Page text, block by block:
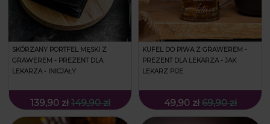
SKÓRZANY PORTFEL MĘSKI Z
GRAWEREM - PREZENT DLA
LEKARZA - INICJAŁY
139,90 zł 149,90 zł
KUFEL DO PIWA Z GRAWEREM -
PREZENT DLA LEKARZA - JAK
LEKARZ PIJE
49,90 zł 69,90 zł